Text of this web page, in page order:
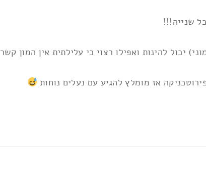
שנייה!!!
יכול להינות ואפילו רצוי כי עלילתית אין המון קשר